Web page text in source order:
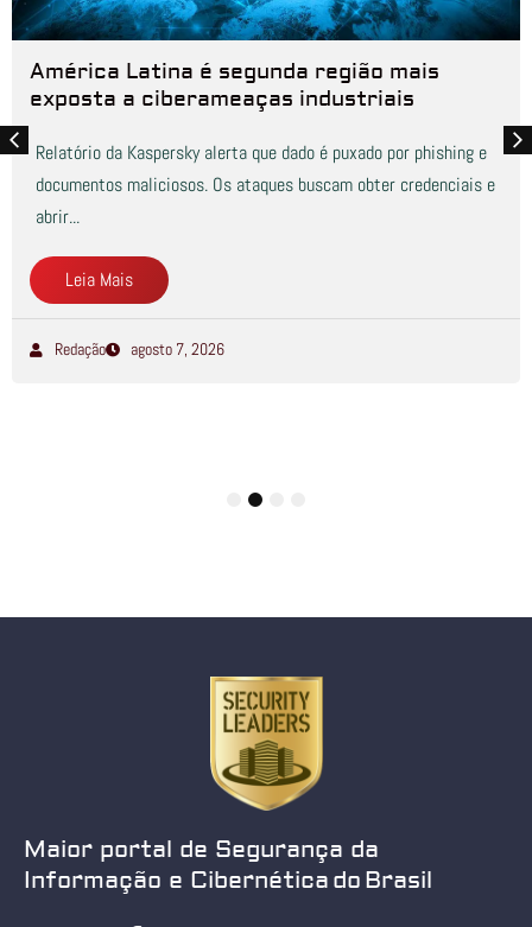
América Latina é segunda região mais
exposta a ciberameaças industriais
Relatório da Kaspersky alerta que dado é puxado por phishing e
documentos maliciosos. Os ataques buscam obter credenciais e
abrir...
Leia Mais
Redação agosto 7, 2026
Maior portal de Segurança da
Informação e Cibernética do Brasil